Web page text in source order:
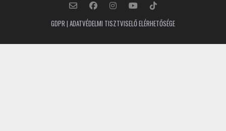
GDPR | ADATVÉDELMI TISZTVISELŐ ELÉRHETŐSÉGE